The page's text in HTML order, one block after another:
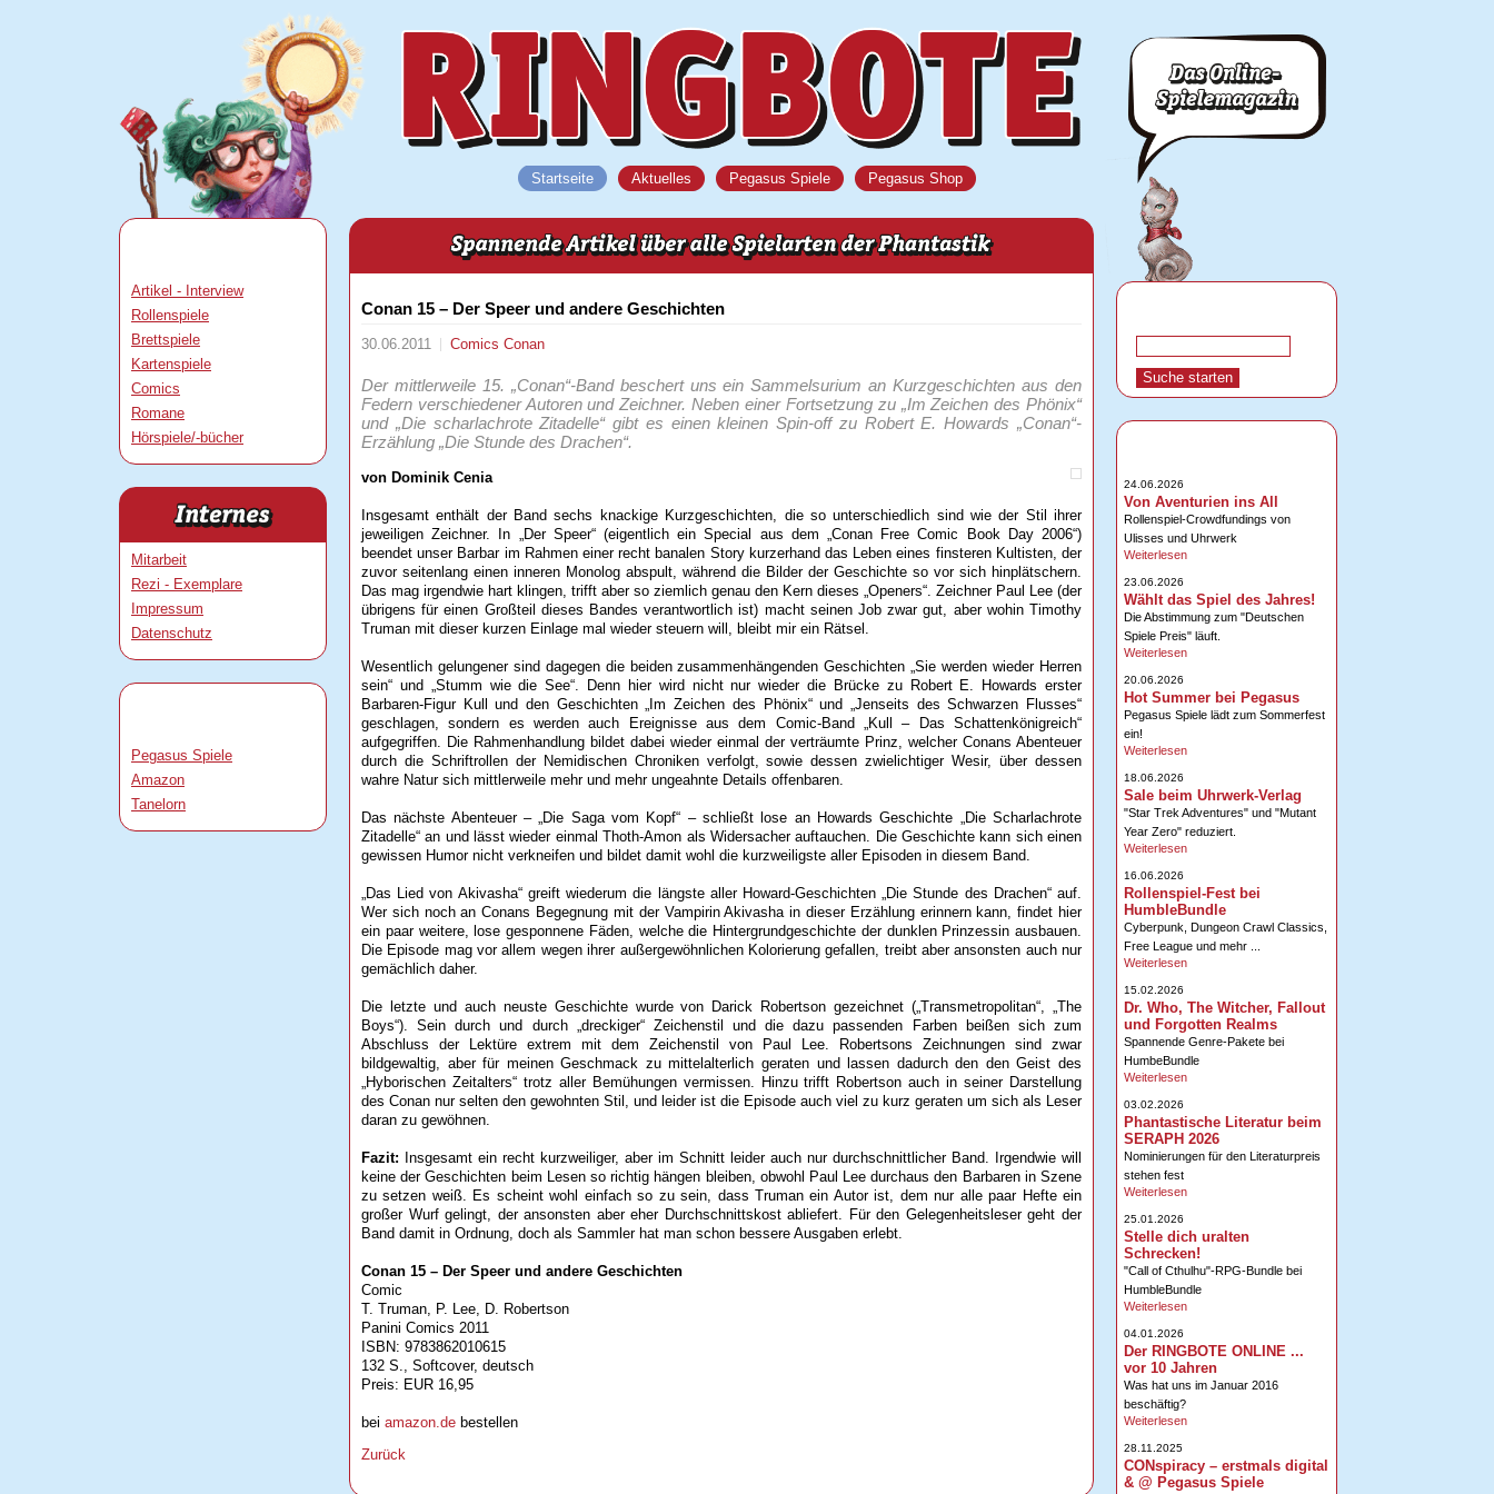
Startseite Aktuelles Pegasus Spiele Pegasus Shop
Artikel - Interview
Rollenspiele
Brettspiele
Kartenspiele
Comics
Romane
Hörspiele/-bücher
Mitarbeit
Rezi - Exemplare
Impressum
Datenschutz
Pegasus Spiele
Amazon
Tanelorn
Conan 15 – Der Speer und andere Geschichten
30.06.2011 Comics Conan
Der mittlerweile 15. „Conan“-Band beschert uns ein Sammelsurium an Kurzgeschichten aus den
Federn verschiedener Autoren und Zeichner. Neben einer Fortsetzung zu „Im Zeichen des Phönix“
und „Die scharlachrote Zitadelle“ gibt es einen kleinen Spin-off zu Robert E. Howards „Conan“-
Erzählung „Die Stunde des Drachen“.
von Dominik Cenia
Insgesamt enthält der Band sechs knackige Kurzgeschichten, die so unterschiedlich sind wie der Stil ihrer
jeweiligen Zeichner. In „Der Speer“ (eigentlich ein Special aus dem „Conan Free Comic Book Day 2006“)
beendet unser Barbar im Rahmen einer recht banalen Story kurzerhand das Leben eines finsteren Kultisten, der
zuvor seitenlang einen inneren Monolog abspult, während die Bilder der Geschichte so vor sich hinplätschern.
Das mag irgendwie hart klingen, trifft aber so ziemlich genau den Kern dieses „Openers“. Zeichner Paul Lee (der
übrigens für einen Großteil dieses Bandes verantwortlich ist) macht seinen Job zwar gut, aber wohin Timothy
Truman mit dieser kurzen Einlage mal wieder steuern will, bleibt mir ein Rätsel.
Wesentlich gelungener sind dagegen die beiden zusammenhängenden Geschichten „Sie werden wieder Herren
sein“ und „Stumm wie die See“. Denn hier wird nicht nur wieder die Brücke zu Robert E. Howards erster
Barbaren-Figur Kull und den Geschichten „Im Zeichen des Phönix“ und „Jenseits des Schwarzen Flusses“
geschlagen, sondern es werden auch Ereignisse aus dem Comic-Band „Kull – Das Schattenkönigreich“
aufgegriffen. Die Rahmenhandlung bildet dabei wieder einmal der verträumte Prinz, welcher Conans Abenteuer
durch die Schriftrollen der Nemidischen Chroniken verfolgt, sowie dessen zwielichtiger Wesir, über dessen
wahre Natur sich mittlerweile mehr und mehr ungeahnte Details offenbaren.
Das nächste Abenteuer – „Die Saga vom Kopf“ – schließt lose an Howards Geschichte „Die Scharlachrote
Zitadelle“ an und lässt wieder einmal Thoth-Amon als Widersacher auftauchen. Die Geschichte kann sich einen
gewissen Humor nicht verkneifen und bildet damit wohl die kurzweiligste aller Episoden in diesem Band.
„Das Lied von Akivasha“ greift wiederum die längste aller Howard-Geschichten „Die Stunde des Drachen“ auf.
Wer sich noch an Conans Begegnung mit der Vampirin Akivasha in dieser Erzählung erinnern kann, findet hier
ein paar weitere, lose gesponnene Fäden, welche die Hintergrundgeschichte der dunklen Prinzessin ausbauen.
Die Episode mag vor allem wegen ihrer außergewöhnlichen Kolorierung gefallen, treibt aber ansonsten auch nur
gemächlich daher.
Die letzte und auch neuste Geschichte wurde von Darick Robertson gezeichnet („Transmetropolitan“, „The
Boys“). Sein durch und durch „dreckiger“ Zeichenstil und die dazu passenden Farben beißen sich zum
Abschluss der Lektüre extrem mit dem Zeichenstil von Paul Lee. Robertsons Zeichnungen sind zwar
bildgewaltig, aber für meinen Geschmack zu mittelalterlich geraten und lassen dadurch den den Geist des
„Hyborischen Zeitalters“ trotz aller Bemühungen vermissen. Hinzu trifft Robertson auch in seiner Darstellung
des Conan nur selten den gewohnten Stil, und leider ist die Episode auch viel zu kurz geraten um sich als Leser
daran zu gewöhnen.
Fazit: Insgesamt ein recht kurzweiliger, aber im Schnitt leider auch nur durchschnittlicher Band. Irgendwie will
keine der Geschichten beim Lesen so richtig hängen bleiben, obwohl Paul Lee durchaus den Barbaren in Szene
zu setzen weiß. Es scheint wohl einfach so zu sein, dass Truman ein Autor ist, dem nur alle paar Hefte ein
großer Wurf gelingt, der ansonsten aber eher Durchschnittskost abliefert. Für den Gelegenheitsleser geht der
Band damit in Ordnung, doch als Sammler hat man schon bessere Ausgaben erlebt.
Conan 15 – Der Speer und andere Geschichten
Comic
T. Truman, P. Lee, D. Robertson
Panini Comics 2011
ISBN: 9783862010615
132 S., Softcover, deutsch
Preis: EUR 16,95
bei amazon.de bestellen
Zurück
24.06.2026
Von Aventurien ins All
Rollenspiel-Crowdfundings von
Ulisses und Uhrwerk
Weiterlesen
23.06.2026
Wählt das Spiel des Jahres!
Die Abstimmung zum "Deutschen
Spiele Preis" läuft.
Weiterlesen
20.06.2026
Hot Summer bei Pegasus
Pegasus Spiele lädt zum Sommerfest
ein!
Weiterlesen
18.06.2026
Sale beim Uhrwerk-Verlag
"Star Trek Adventures" und "Mutant
Year Zero" reduziert.
Weiterlesen
16.06.2026
Rollenspiel-Fest bei
HumbleBundle
Cyberpunk, Dungeon Crawl Classics,
Free League und mehr ...
Weiterlesen
15.02.2026
Dr. Who, The Witcher, Fallout
und Forgotten Realms
Spannende Genre-Pakete bei
HumbeBundle
Weiterlesen
03.02.2026
Phantastische Literatur beim
SERAPH 2026
Nominierungen für den Literaturpreis
stehen fest
Weiterlesen
25.01.2026
Stelle dich uralten
Schrecken!
"Call of Cthulhu"-RPG-Bundle bei
HumbleBundle
Weiterlesen
04.01.2026
Der RINGBOTE ONLINE ...
vor 10 Jahren
Was hat uns im Januar 2016
beschäftig?
Weiterlesen
28.11.2025
CONspiracy – erstmals digital
& @ Pegasus Spiele